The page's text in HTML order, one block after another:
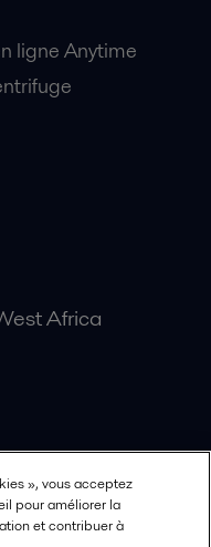
ligne Anytime
Africa
», vous acceptez
pour améliorer la
et contribuer à